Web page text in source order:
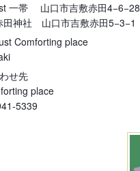
一帯 山口市吉敷赤田4−6−28
田神社 山口市吉敷赤田5−3−1
Comforting place
せ先
place
5339